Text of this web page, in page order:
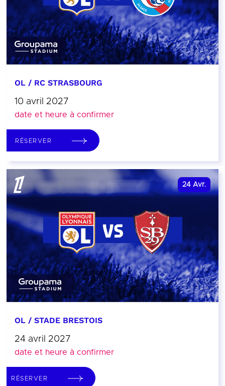
OL / RC STRASBOURG
10 avril 2027
date et heure à confirmer
RÉSERVER
24 Avr.
OL / STADE BRESTOIS
24 avril 2027
date et heure à confirmer
RÉSERVER